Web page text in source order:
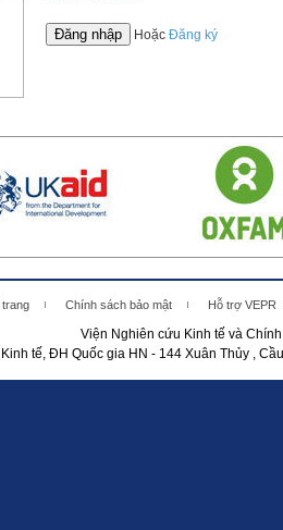
Hoặc Đăng ký
Chính sách bảo mật Hỗ trợ VEPR
Viện Nghiên cứu Kinh tế và
tế, ĐH Quốc gia HN - 144 Xuân Thủy ,